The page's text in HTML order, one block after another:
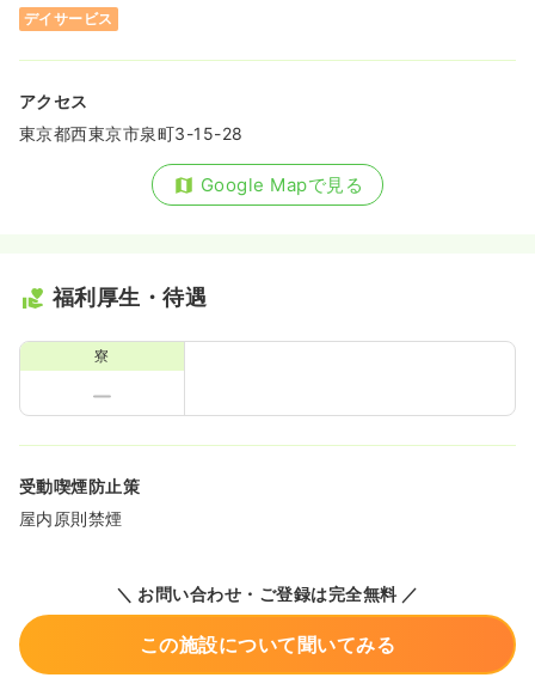
デイサービス
アクセス
東京都西東京市泉町3-15-28
Google Mapで見る
福利厚生・待遇
寮
受動喫煙防止策
屋内原則禁煙
＼ お問い合わせ・ご登録は完全無料 ／
この施設について聞いてみる